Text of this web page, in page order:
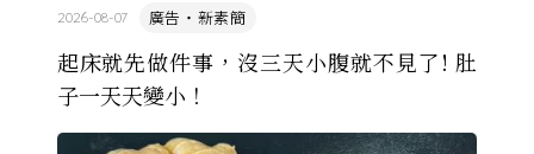
起床就先做件事，沒三天小腹就不見了! 肚
子一天天變小！
廣告・新素簡
2026-08-07